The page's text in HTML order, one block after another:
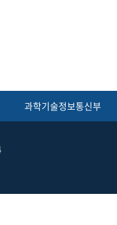
과학기술정보통신부